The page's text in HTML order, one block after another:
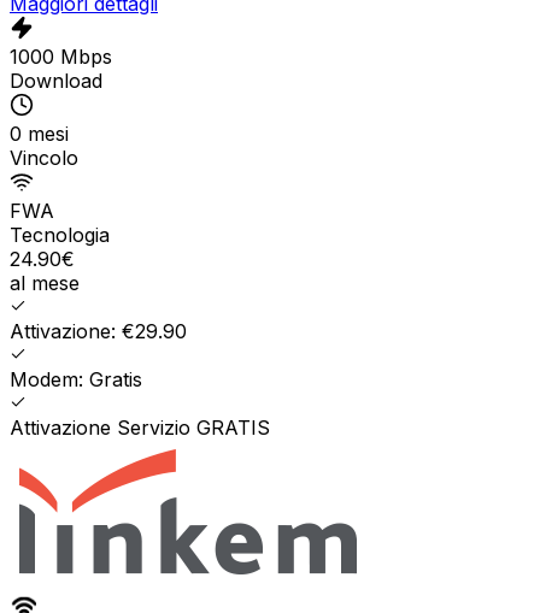
1000 Mbps
Download
0 mesi
Vincolo
FWA
Tecnologia
24.90€
al mese
Attivazione: €29.90
Modem: Gratis
Attivazione Servizio GRATIS